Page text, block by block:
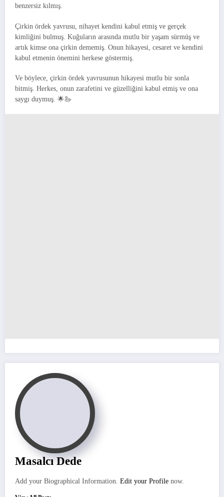
benzersiz kılmış.
Çirkin ördek yavrusu, nihayet kendini kabul etmiş ve gerçek
kimliğini bulmuş. Kuğuların arasında mutlu bir yaşam sürmüş ve
artık kimse ona çirkin dememiş. Onun hikayesi, cesaret ve kendini
kabul etmenin önemini herkese göstermiş.
Ve böylece, çirkin ördek yavrusunun hikayesi mutlu bir sonla
bitmiş. Herkes, onun zarafetini ve güzelliğini kabul etmiş ve ona
saygı duymuş. 🌟🦢
Masalcı Dede
Add your Biographical Information. Edit your Profile now.